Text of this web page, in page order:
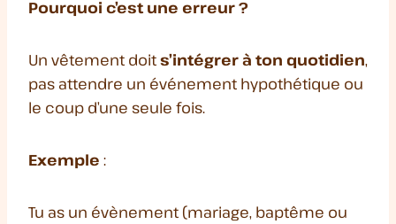
Pourquoi c’est une erreur ?
Un vêtement doits’intégrer à ton quotidien,
pas attendre un événement hypothétique ou
le coup d’une seule fois.
Exemple :
Tu as un évènement (mariage, baptême ou